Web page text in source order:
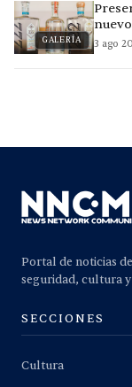
GALERÍA 3 ago
Portal de noticias
seguridad, cultura y
SECCIONES
Cultura